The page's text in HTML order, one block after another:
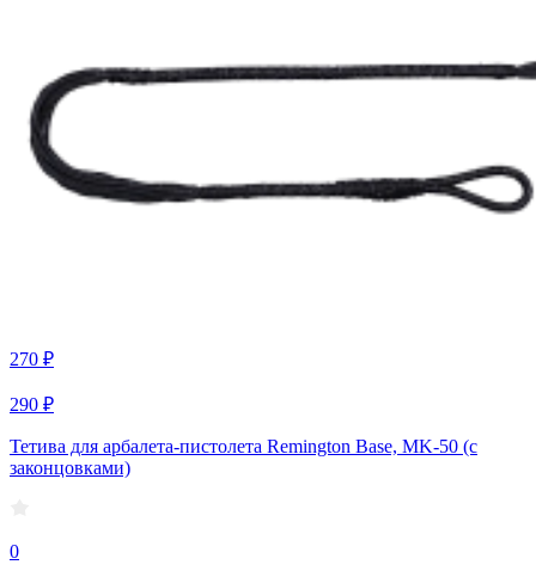
270 ₽
290 ₽
Тетива для арбалета-пистолета Remington Base, MK-50 (с
законцовками)
0